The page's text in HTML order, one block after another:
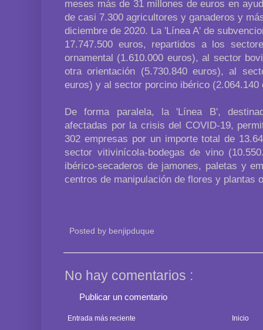
meses más de 31 millones de euros en
de casi 7.300 agricultores y ganaderos y
diciembre de 2020. La 'Línea A' de
17.747.500 euros, repartidos a los
ornamental (1.610.000 euros), al sector
otra orientación (5.730.840 euros), al
euros) y al sector porcino ibérico (2.064.140
De forma paralela, la 'Línea B',
afectadas por la crisis del COVID-19,
302 empresas por un importe total de
sector vitivinícola-bodegas de vino
ibérico-secaderos de jamones, paletas y
centros de manipulación de flores y plantas
Posted by benjipduque
No hay comentarios :
Publicar un comentario
Entrada más reciente Inicio